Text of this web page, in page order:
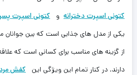
کتونی اسپرت دخترانه و کتونی اسپرت
یکی از مدل های جذابی است که بین ‌جوانان
از گزینه های مناسب برای کسانی است که
دارند. در کنار تمام این ویژگی این کفش